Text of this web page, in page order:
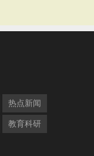
热点新闻
教育科研